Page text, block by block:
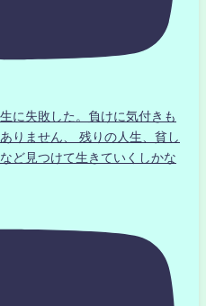
に失敗した。負けに気付きも
りません、 残りの人生、貧し
ど見つけて生きていくしかな